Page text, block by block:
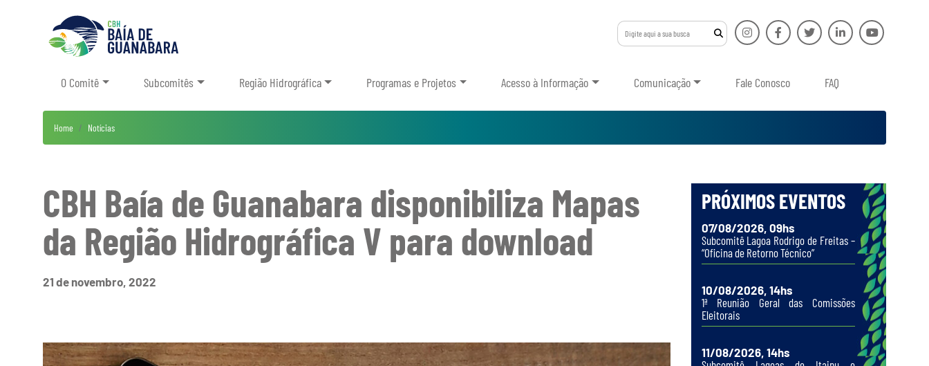
O Comitê Subcomitês Região Hidrográfica Programas e Projetos Acesso à Informação Comunicação Fale Conosco FAQ
Home Notícias
CBH Baía de Guanabara disponibiliza Mapas
da Região Hidrográfica V para download
21 de novembro, 2022
PRÓXIMOS EVENTOS
07/08/2026, 09hs
Subcomitê Lagoa Rodrigo de Freitas –
“Oficina de Retorno Técnico”
10/08/2026, 14hs
1ª Reunião Geral das Comissões
Eleitorais
11/08/2026, 14hs